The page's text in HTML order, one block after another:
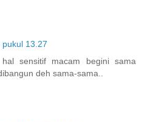
13.27
sensitif macam begini sama
deh sama-sama..